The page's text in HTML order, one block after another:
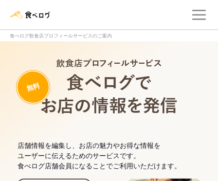
食べログ飲食店プロフィールサービスのご案内
無料
店舗情報を編集し、お店の魅力やお得な情報を
ユーザーに伝えるためのサービスです。
食べログ店舗会員になることでご利用いただけます。